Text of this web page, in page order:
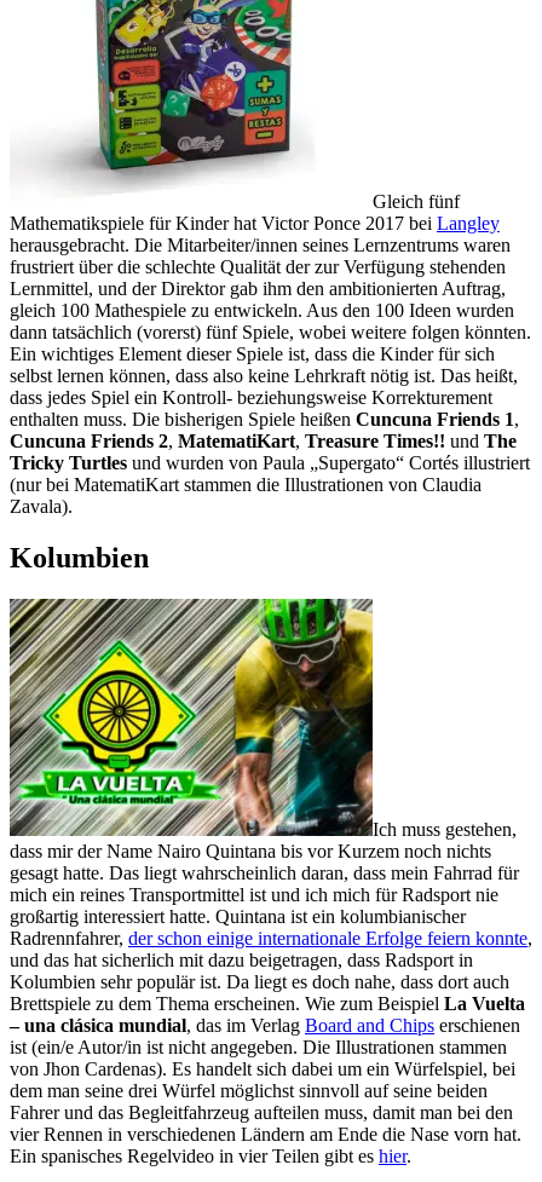
Gleich fünf
Mathematikspiele für Kinder hat Victor Ponce 2017 bei Langley
herausgebracht. Die Mitarbeiter/innen seines Lernzentrums waren
frustriert über die schlechte Qualität der zur Verfügung stehenden
Lernmittel, und der Direktor gab ihm den ambitionierten Auftrag,
gleich 100 Mathespiele zu entwickeln. Aus den 100 Ideen wurden
dann tatsächlich (vorerst) fünf Spiele, wobei weitere folgen könnten.
Ein wichtiges Element dieser Spiele ist, dass die Kinder für sich
selbst lernen können, dass also keine Lehrkraft nötig ist. Das heißt,
dass jedes Spiel ein Kontroll- beziehungsweise Korrekturement
enthalten muss. Die bisherigen Spiele heißen Cuncuna Friends 1,
Cuncuna Friends 2, MatematiKart, Treasure Times!! und The
Tricky Turtles und wurden von Paula „Supergato“ Cortés illustriert
(nur bei MatematiKart stammen die Illustrationen von Claudia
Zavala).
Kolumbien
Ich muss gestehen,
dass mir der Name Nairo Quintana bis vor Kurzem noch nichts
gesagt hatte. Das liegt wahrscheinlich daran, dass mein Fahrrad für
mich ein reines Transportmittel ist und ich mich für Radsport nie
großartig interessiert hatte. Quintana ist ein kolumbianischer
Radrennfahrer, der schon einige internationale Erfolge feiern konnte,
und das hat sicherlich mit dazu beigetragen, dass Radsport in
Kolumbien sehr populär ist. Da liegt es doch nahe, dass dort auch
Brettspiele zu dem Thema erscheinen. Wie zum Beispiel La Vuelta
– una clásica mundial, das im Verlag Board and Chips erschienen
ist (ein/e Autor/in ist nicht angegeben. Die Illustrationen stammen
von Jhon Cardenas). Es handelt sich dabei um ein Würfelspiel, bei
dem man seine drei Würfel möglichst sinnvoll auf seine beiden
Fahrer und das Begleitfahrzeug aufteilen muss, damit man bei den
vier Rennen in verschiedenen Ländern am Ende die Nase vorn hat.
Ein spanisches Regelvideo in vier Teilen gibt es hier.